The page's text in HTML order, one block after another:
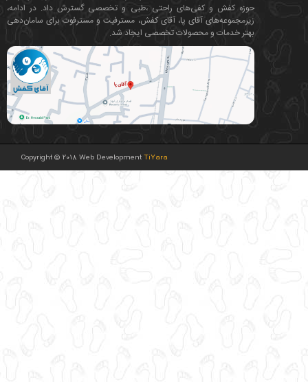
حوزه کفش و کفی‌های راحتی ،طبی و تخصصی گسترش داد. در ادامه،
زیرمجموعه‌های آقای پا، آقای کفش، مسترفیت و مسترفوت برای سامان‌دهی
بهتر خدمات و محصولات تخصصی ایجاد شد.
Copyright © 2018 Web DevelopmentTiYara